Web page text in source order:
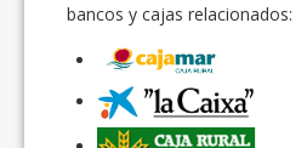
bancos y cajas relacionados: